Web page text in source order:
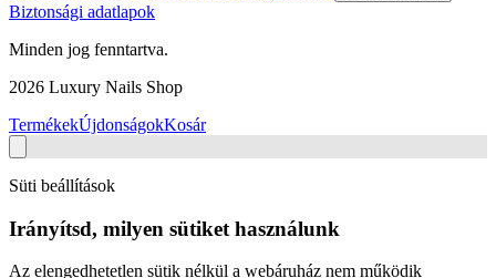
Biztonsági adatlapok
Minden jog fenntartva.
2026 Luxury Nails Shop
TermékekÚjdonságokKosár
Süti beállítások
Irányítsd, milyen sütiket használunk
Az elengedhetetlen sütik nélkül a webáruház nem működik